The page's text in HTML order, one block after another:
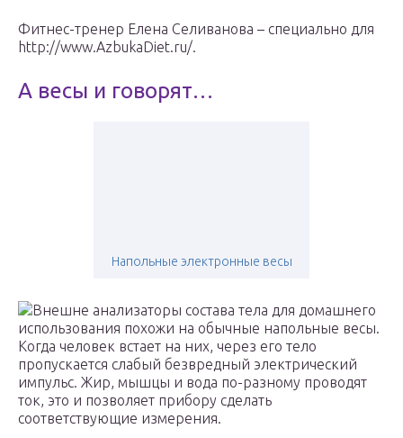
Фитнес-тренер Елена Селиванова – специально для
http://www.AzbukaDiet.ru/.
А весы и говорят…
Напольные электронные весы
Внешне анализаторы состава тела для домашнего
использования похожи на обычные напольные весы.
Когда человек встает на них, через его тело
пропускается слабый безвредный электрический
импульс. Жир, мышцы и вода по-разному проводят
ток, это и позволяет прибору сделать
соответствующие измерения.